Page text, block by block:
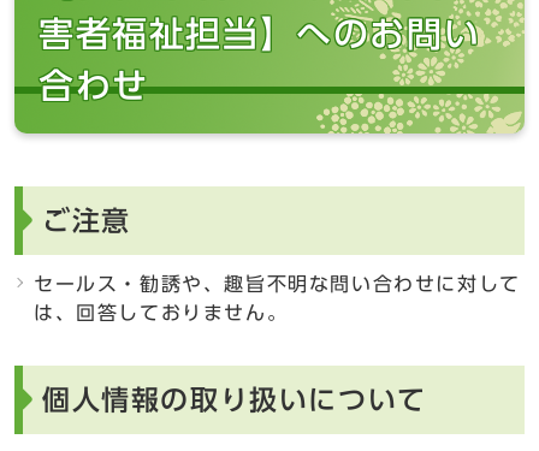
害者福祉担当】へのお問い
合わせ
ご注意
セールス・勧誘や、趣旨不明な問い合わせに対して
は、回答しておりません。
個人情報の取り扱いについて